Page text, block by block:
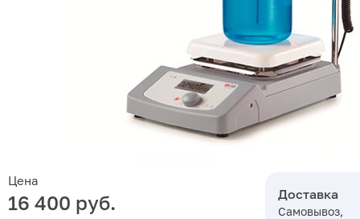
Цена
16 400 руб. Доставка
Самовывоз,